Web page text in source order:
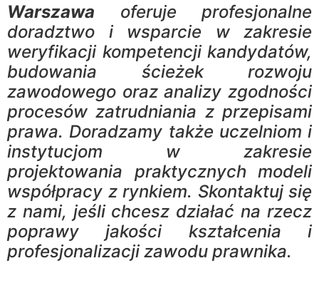
Warszawa oferuje profesjonalne
doradztwo i wsparcie w zakresie
weryfikacji kompetencji kandydatów,
budowania ścieżek rozwoju
zawodowego oraz analizy zgodności
procesów zatrudniania z przepisami
prawa. Doradzamy także uczelniom i
instytucjom w zakresie
projektowania praktycznych modeli
współpracy z rynkiem. Skontaktuj się
z nami, jeśli chcesz działać na rzecz
poprawy jakości kształcenia i
profesjonalizacji zawodu prawnika.